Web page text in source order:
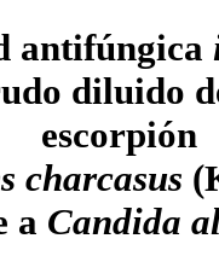
antifúngica
diluido
escorpión
charcasus
a Candida